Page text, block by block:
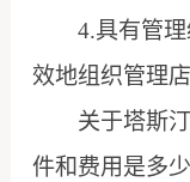
4.具有管理
效地组织管理店
关于塔斯汀
件和费用是多